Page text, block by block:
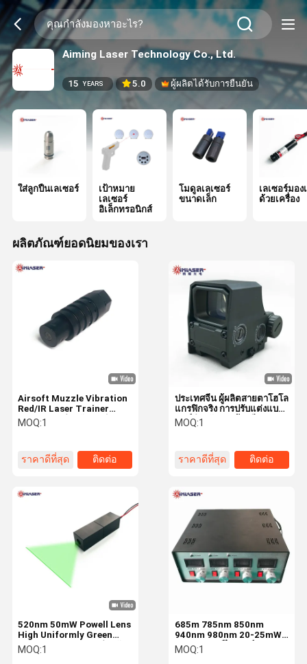
Aiming Laser Technology Co., Ltd.
15 YEARS 5.0 ผู้ผลิตได้รับการยืนยัน
ใส่ลูกปืนเลเซอร์
เป้าหมาย
เลเซอร์
อิเล็กทรอนิกส์
โมดูลเลเซอร์
ขนาดเล็ก
เลเซอร์มอง
ด้วยเครื่อง
ผลิตภัณฑ์ยอดนิยมของเรา
Airsoft Muzzle Vibration
Red/IR Laser Trainer
Cartridge สําหรับการยิง
เลเซอร์ที่เปิดให้ใช้ได้
MOQ:1
ราคาดีที่สุด ติดต่อ
ประเทศจีน ผู้ผลิตสายตาโฮโล
แกรฟิกจริง การปรับแต่งแบ
รนด์สําหรับการค้าปลีกและ
การค้า
MOQ:1
ราคาดีที่สุด ติดต่อ
520nm 50mW Powell Lens
High Uniformly Green
Line Laser Module สําหรับ
อัตโนมัติหุ่นยนต์ที่สมาร์ท
MOQ:1
685m 785nm 850nm
940nm 980nm 20-25mW
ระบบเลเซอร์ไฟเบอร์แบบ
เดียว
MOQ:1